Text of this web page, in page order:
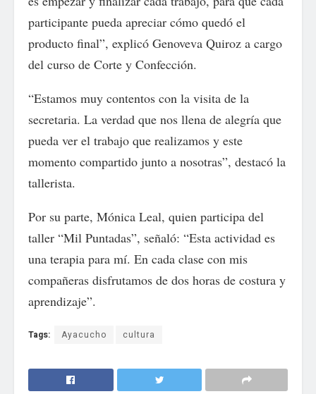
participante pueda apreciar cómo quedó el
producto final”, explicó Genoveva Quiroz a cargo
del curso de Corte y Confección.
“Estamos muy contentos con la visita de la
secretaria. La verdad que nos llena de alegría que
pueda ver el trabajo que realizamos y este
momento compartido junto a nosotras”, destacó la
tallerista.
Por su parte, Mónica Leal, quien participa del
taller “Mil Puntadas”, señaló: “Esta actividad es
una terapia para mí. En cada clase con mis
compañeras disfrutamos de dos horas de costura y
aprendizaje”.
Tags: Ayacucho cultura